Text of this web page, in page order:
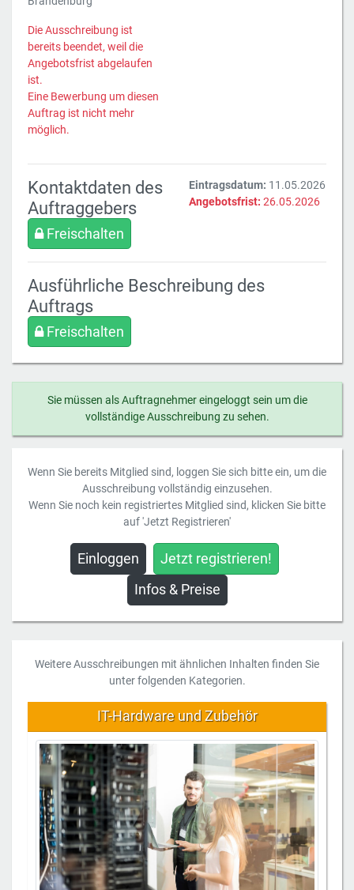
Die Ausschreibung ist
bereits beendet, weil die
Angebotsfrist abgelaufen
ist.
Eine Bewerbung um diesen
Auftrag ist nicht mehr
möglich.
Kontaktdaten des
Auftraggebers
Freischalten
Eintragsdatum: 11.05.2026
Angebotsfrist: 26.05.2026
Ausführliche Beschreibung des
Auftrags
Freischalten
Sie müssen als Auftragnehmer eingeloggt sein um die
vollständige Ausschreibung zu sehen.
Wenn Sie bereits Mitglied sind, loggen Sie sich bitte ein, um die
Ausschreibung vollständig einzusehen.
Wenn Sie noch kein registriertes Mitglied sind, klicken Sie bitte
auf 'Jetzt Registrieren'
Einloggen
Jetzt registrieren!
Infos & Preise
Weitere Ausschreibungen mit ähnlichen Inhalten finden Sie
unter folgenden Kategorien.
IT-Hardware und Zubehör